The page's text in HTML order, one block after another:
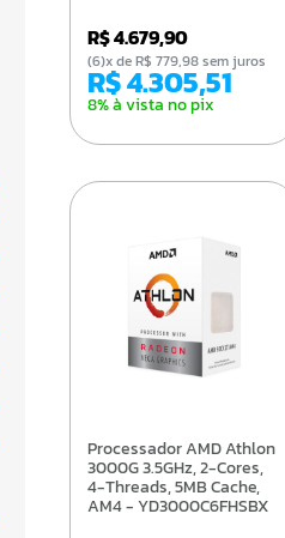
R$ 4.679,90
R$ 4.305,51
8% à vista no pix
(6)x de R$ 779,98 sem juros
Processador AMD Athlon
3000G 3.5GHz, 2-Cores,
4-Threads, 5MB Cache,
AM4 - YD3000C6FHSBX